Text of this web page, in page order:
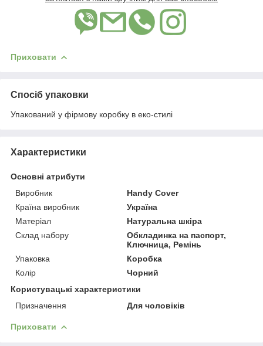
Приховати
Спосіб упаковки
Упакований у фірмову коробку в еко-стилі
Характеристики
Основні атрибути
Виробник
Handy Cover
Країна виробник
Україна
Матеріал
Натуральна шкіра
Склад набору
Обкладинка на паспорт,
Ключница, Ремінь
Упаковка
Коробка
Колір
Чорний
Користувацькi характеристики
Призначення
Для чоловіків
Приховати